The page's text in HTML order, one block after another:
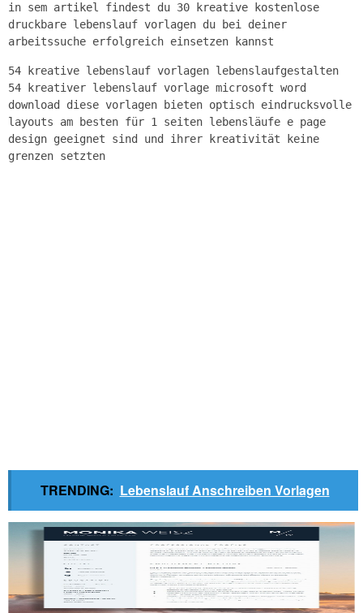
in sem artikel findest du 30 kreative kostenlose
druckbare lebenslauf vorlagen du bei deiner
arbeitssuche erfolgreich einsetzen kannst
54 kreative lebenslauf vorlagen lebenslaufgestalten
54 kreativer lebenslauf vorlage microsoft word
download diese vorlagen bieten optisch eindrucksvolle
layouts am besten für 1 seiten lebensläufe e page
design geeignet sind und ihrer kreativität keine
grenzen setzten
TRENDING: Lebenslauf Anschreiben Vorlagen